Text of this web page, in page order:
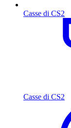
Casse di CS2
Casse di CS2